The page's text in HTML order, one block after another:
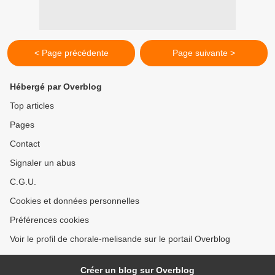
< Page précédente Page suivante >
Hébergé par Overblog
Top articles
Pages
Contact
Signaler un abus
C.G.U.
Cookies et données personnelles
Préférences cookies
Voir le profil de chorale-melisande sur le portail Overblog
Créer un blog sur Overblog